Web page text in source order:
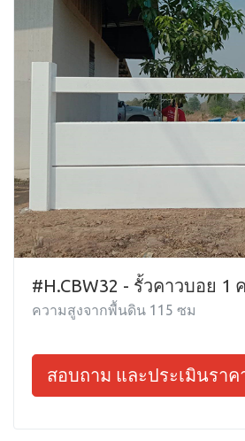
#H.CBW32 - รั้วคาวบอย 1
ความสูงจากพื้นดิน 115 ซม
สอบถาม และประเมินราค